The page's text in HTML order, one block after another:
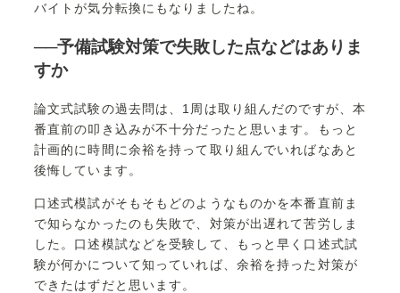
バイトが気分転換にもなりましたね。
──予備試験対策で失敗した点などはありま
すか
論文式試験の過去問は、1周は取り組んだのですが、本
番直前の叩き込みが不十分だったと思います。もっと
計画的に時間に余裕を持って取り組んでいればなあと
後悔しています。
口述式模試がそもそもどのようなものかを本番直前ま
で知らなかったのも失敗で、対策が出遅れて苦労しま
した。口述模試などを受験して、もっと早く口述式試
験が何かについて知っていれば、余裕を持った対策が
できたはずだと思います。